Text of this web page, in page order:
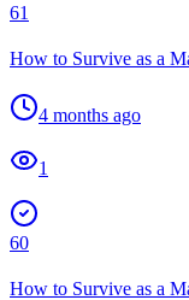
61
How to Survive as a
4 months ago
1
60
How to Survive as a